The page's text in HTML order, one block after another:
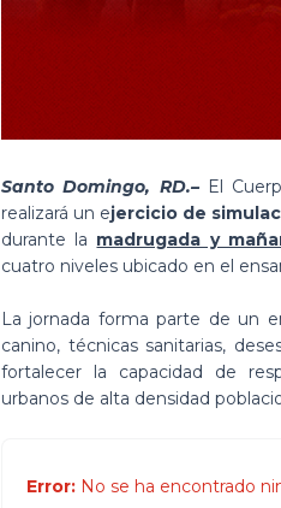
Santo Domingo, RD.–El
realizará un ejercicio de
durante la madrugada y
cuatro niveles ubicado en el
La jornada forma parte de un
canino, técnicas sanitarias,
fortalecer la capacidad de
urbanos de alta densidad
Error: No se ha encontrado